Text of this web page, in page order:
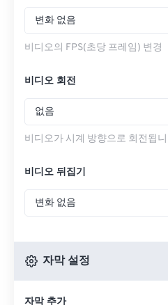
변화 없음
비디오의 FPS(초당 프레임) 변경
비디오 회전
없음
비디오가 시계 방향으로 회전됩
비디오 뒤집기
변화 없음
자막 설정
자막 추가